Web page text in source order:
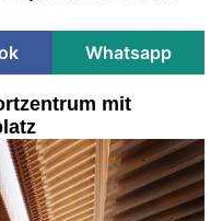
Whatsapp
mit